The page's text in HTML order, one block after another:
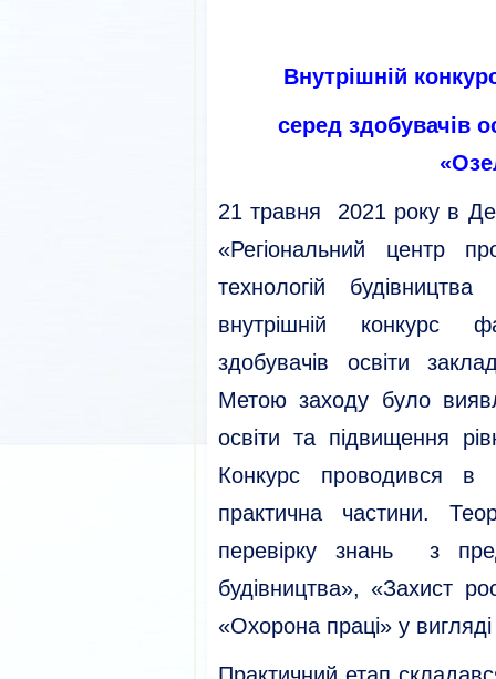
Внутрішній
серед здобувачів
21 травня 2021 року в
«Регіональний центр
технологій
внутрішній конкурс
здобувачів освіти
Метою заходу було
освіти та підвищення
Конкурс проводився
практична частини.
перевірку знань з
будівництва», «Захист
«Охорона праці» у